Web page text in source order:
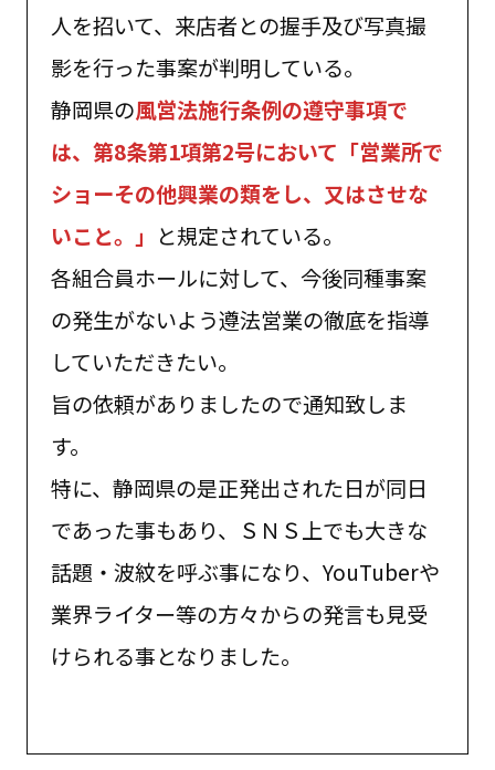
人を招いて、来店者との握手及び写真撮
影を行った事案が判明している。
静岡県の風営法施行条例の遵守事項で
は、第8条第1項第2号において「営業所で
ショーその他興業の類をし、又はさせな
いこと。」 と規定されている。
各組合員ホールに対して、今後同種事案
の発生がないよう遵法営業の徹底を指導
していただきたい。
旨の依頼がありましたので通知致しま
す。
特に、静岡県の是正発出された日が同日
であった事もあり、ＳＮＳ上でも大きな
話題・波紋を呼ぶ事になり、YouTuberや
業界ライター等の方々からの発言も見受
けられる事となりました。